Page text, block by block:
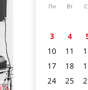
Пн Вт
3
4
10
11
17
18
24
25